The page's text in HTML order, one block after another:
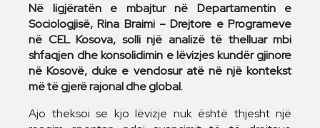
Në ligjëratën e mbajtur në Departamentin e
Sociologjisë, Rina Braimi – Drejtore e Programeve
në CEL Kosova, solli një analizë të thelluar mbi
shfaqjen dhe konsolidimin e lëvizjes kundër gjinore
në Kosovë, duke e vendosur atë në një kontekst
më të gjerë rajonal dhe global.
Ajo theksoi se kjo lëvizje nuk është thjesht një